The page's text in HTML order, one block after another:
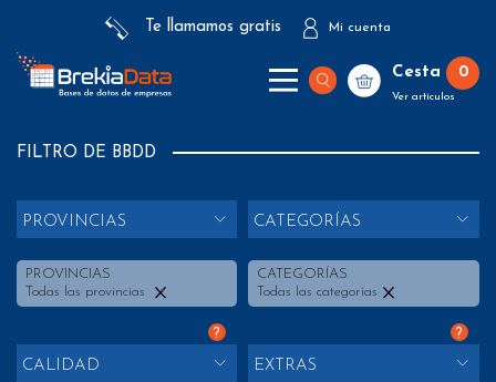
Te llamamos gratis Mi cuenta
Cesta 0
Ver artículos
FILTRO DE BBDD
PROVINCIAS
PROVINCIAS
Todas las provincias
CATEGORÍAS
CATEGORÍAS
Todas las categorías
?
CALIDAD
?
EXTRAS